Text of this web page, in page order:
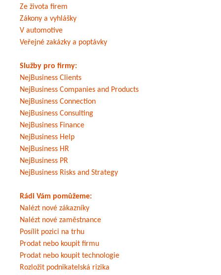
Ze života firem
Zákony a vyhlášky
V automotive
Veřejné zakázky a poptávky
Služby pro firmy:
NejBusiness Clients
NejBusiness Companies and Products
NejBusiness Connection
NejBusiness Consulting
NejBusiness Finance
NejBusiness Help
NejBusiness HR
NejBusiness PR
NejBusiness Risks and Strategy
Rádi Vám pomůžeme:
Nalézt nové zákazníky
Nalézt nové zaměstnance
Posílit pozici na trhu
Prodat nebo koupit firmu
Prodat nebo koupit technologie
Rozložit podnikatelská rizika